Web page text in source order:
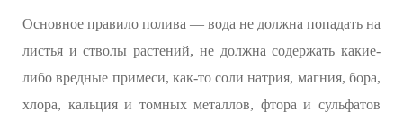
Основное правило полива — вода не должна попадать на
листья и стволы растений, не должна содержать какие-
либо вредные примеси, как-то соли натрия, магния, бора,
хлора, кальция и томных металлов, фтора и сульфатов